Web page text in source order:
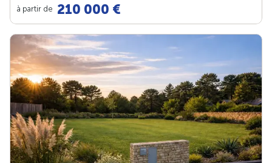
à partir de 210 000 €